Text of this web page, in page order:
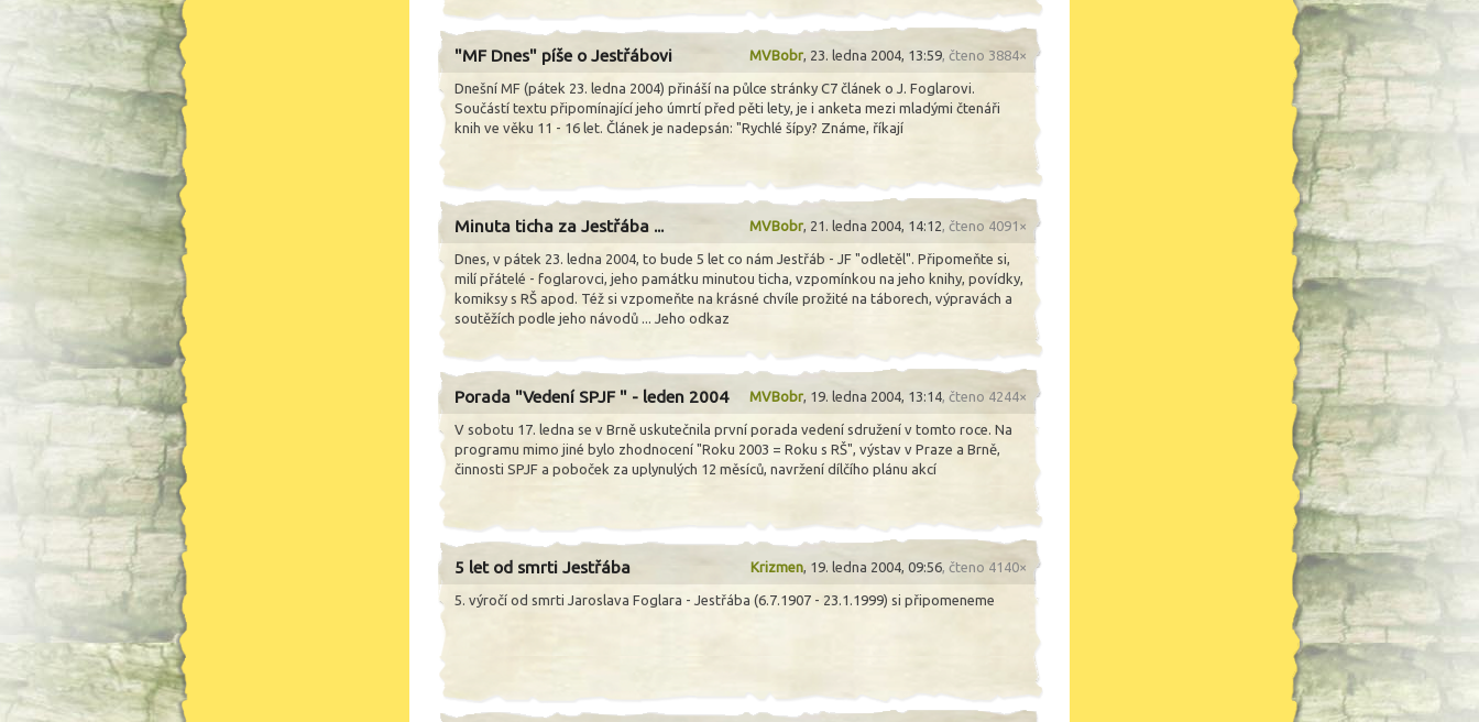
MVBobr, 23. ledna 2004, 13:59 , čteno 3884×
"MF Dnes" píše o Jestřábovi
Dnešní MF (pátek 23. ledna 2004) přináší na půlce stránky C7 článek o J. Foglarovi.
Součástí textu připomínající jeho úmrtí před pěti lety, je i anketa mezi mladými čtenáři
knih ve věku 11 - 16 let. Článek je nadepsán: "Rychlé šípy? Známe, říkají
MVBobr, 21. ledna 2004, 14:12 , čteno 4091×
Minuta ticha za Jestřába ...
Dnes, v pátek 23. ledna 2004, to bude 5 let co nám Jestřáb - JF "odletěl". Připomeňte si,
milí přátelé - foglarovci, jeho památku minutou ticha, vzpomínkou na jeho knihy, povídky,
komiksy s RŠ apod. Též si vzpomeňte na krásné chvíle prožité na táborech, výpravách a
soutěžích podle jeho návodů ... Jeho odkaz
MVBobr, 19. ledna 2004, 13:14 , čteno 4244×
Porada "Vedení SPJF " - leden 2004
V sobotu 17. ledna se v Brně uskutečnila první porada vedení sdružení v tomto roce. Na
programu mimo jiné bylo zhodnocení "Roku 2003 = Roku s RŠ", výstav v Praze a Brně,
činnosti SPJF a poboček za uplynulých 12 měsíců, navržení dílčího plánu akcí
Krizmen 19. ledna 2004, 09:56 , čteno 4140×
5 let od smrti Jestřába
5. výročí od smrti Jaroslava Foglara - Jestřába (6.7.1907 - 23.1.1999) si připomeneme